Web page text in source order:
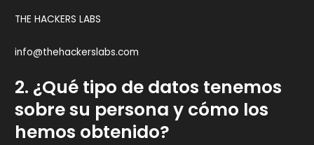
THE HACKERS LABS
info@thehackerslabs.com
2. ¿Qué tipo de datos tenemos
sobre su persona y cómo los
hemos obtenido?